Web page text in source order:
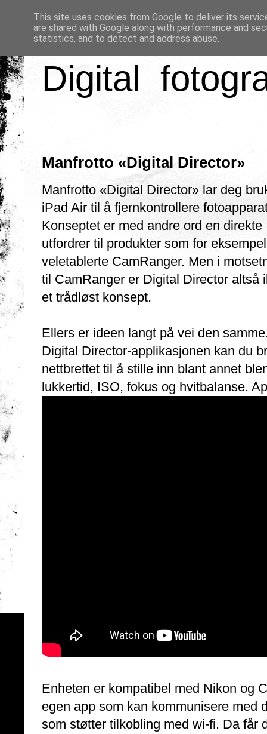
Digital
Manfrotto «Digital Director»
Manfrotto «Digital Director» lar deg
iPad Air til å fjernkontrollere
Konseptet er med andre ord en direkte
utfordrer til produkter som for
veletablerte CamRanger. Men i
til CamRanger er Digital Director altså
et trådløst konsept.
Ellers er ideen langt på vei den
Digital Director-applikasjonen kan du
nettbrettet til å stille inn blant annet
lukkertid, ISO, fokus og hvitbalanse.
Enheten er kompatibel med Nikon og
egen app som kan kommunisere med
som støtter tilkobling med wi-fi. Da får
This site uses cookies from Google to deliver its
are shared with Google along with performance and
statistics, and to detect and address abuse.